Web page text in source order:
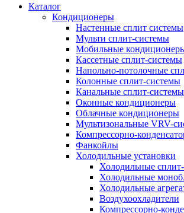
Каталог
Кондиционеры
Настенные сплит системы
Мульти сплит-системы
Мобильные
Кассетные сплит-системы
Напольно-потолочные
Колонные сплит-системы
Канальные сплит-системы
Оконные кондиционеры
Облачные кондиционеры
Мультизональные VRV-
Компрессорно-
Фанкойлы
Холодильные установки
Холодильные
Холодильные
Холодильные
Воздухоохладители
Компрессорно-